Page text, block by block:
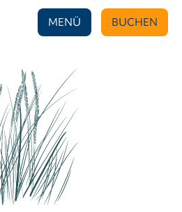
MENÜ BUCHEN